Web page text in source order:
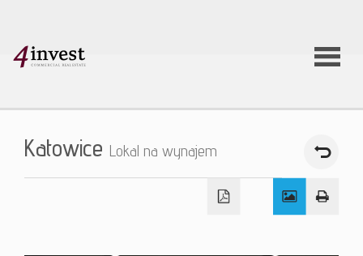
O firmie
Katowice Lokal na wynajem